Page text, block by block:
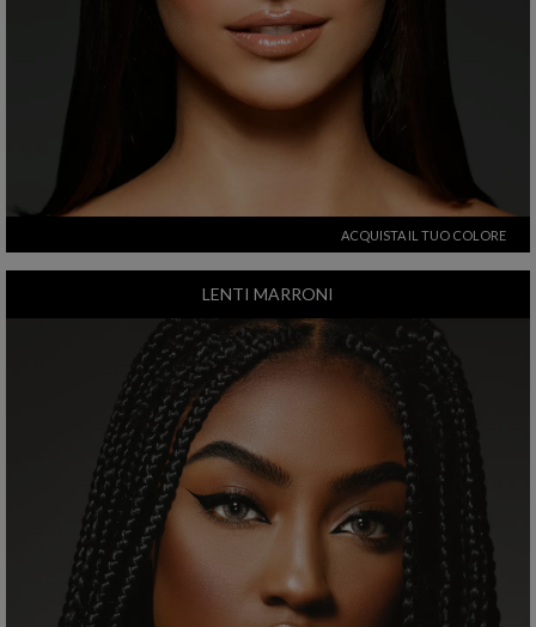
ACQUISTA IL TUO COLORE
LENTI MARRONI